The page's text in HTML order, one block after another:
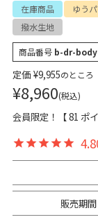
在庫商品 ゆう
撥水生地
商品番号 b-dr-
定価 ¥9,955のところ
¥8,960 税込
会員限定！【81 ポ
販売期間